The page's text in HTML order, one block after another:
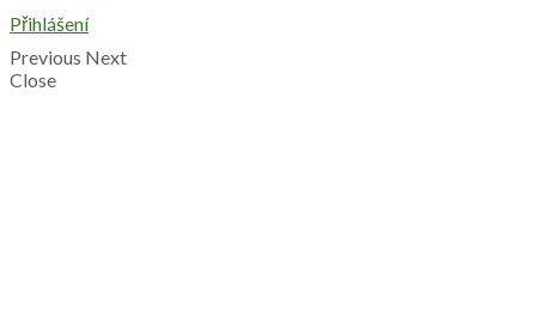
Přihlášení
Previous Next
Close